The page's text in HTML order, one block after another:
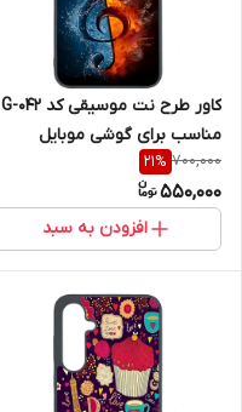
کاور طرح نت موسیقی کد G-042
مناسب برای گوشی موبایل
سامسونگ Galaxy A36
700,000
21%
550,000
افزودن به سبد